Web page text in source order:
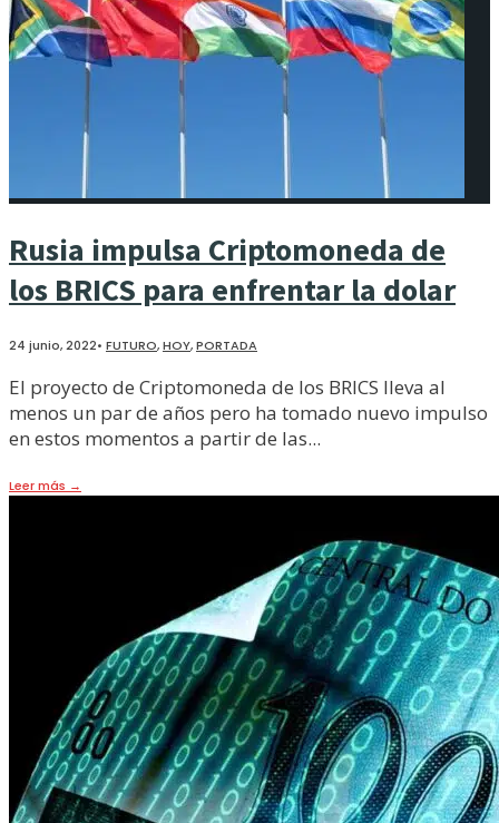
Rusia impulsa Criptomoneda de
los BRICS para enfrentar la dolar
24 junio, 2022• FUTURO,HOY,PORTADA
El proyecto de Criptomoneda de los BRICS lleva al
menos un par de años pero ha tomado nuevo impulso
en estos momentos a partir de las...
Leer más →